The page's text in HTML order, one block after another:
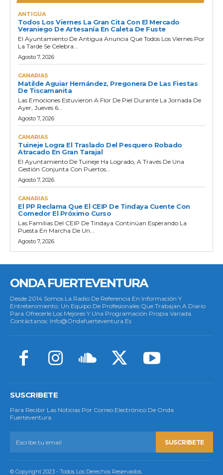
ANTIGUA
Todos Los Viernes La Gran Cita Con El Mercado
Veraniego De Artesanía En Caleta De Fuste
El Ayuntamiento De Antigua Anuncia Que Todos Los Viernes Por
La Tarde Se Celebra...
Agosto 7, 2026
CANARIAS
Matilde Aguiar Hernández, Pregonera De Las Fiestas
De Tiscamanita
Las Emociones Estuvieron A Flor De Piel Durante La Jornada De
Ayer, Jueves 6...
Agosto 7, 2026
CANARIAS
Tuineje Logra El Traslado Del Pesquero Robado
Atracado En Gran Tarajal
El Ayuntamiento De Tuineje Ha Logrado, A Través De Una
Gestión Conjunta Con Puertos...
Agosto 7, 2026
CANARIAS
El PP Reclama Que El CEIP De Tindaya Cuente Con
Comedor El Próximo Curso
Las Familias Del CEIP De Tindaya Continúan Esperando La
Puesta En Marcha De Un...
Agosto 7, 2026
ONDA FUERTEVENTURA
Desde 2014 Somos La Radio De Referencia En Información Y
Entretenimiento. Un Equipo De Profesionales Que Trabajan A Diario
Para Ofrecerle Los Mejores Y Una Programación Propia Variada.
Contáctanos: Info@ondafuerteventura.es
SUSCRIBETE
Para Recibir Las Noticias Por Correo Electrónico De Onda
Fuerteventura.
SUSCRIBETE
© Copyright 2023 - Todos Los Derechos Reservados.